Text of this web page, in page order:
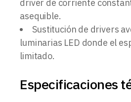
driver de corriente
asequible.
Sustitución de drivers
luminarias LED donde el
limitado.
Especificaciones